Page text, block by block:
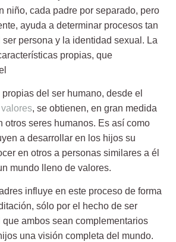
niño, cada padre por separado, pero
ayuda a determinar procesos tan
persona y la identidad sexual. La
propias, que
del ser humano, desde el
valores, se obtienen, en gran medida
otros seres humanos. Es así como
a desarrollar en los hijos su
en otros a personas similares a él
mundo lleno de valores.
influye en este proceso de forma
sólo por el hecho de ser
que ambos sean complementarios
una visión completa del mundo.